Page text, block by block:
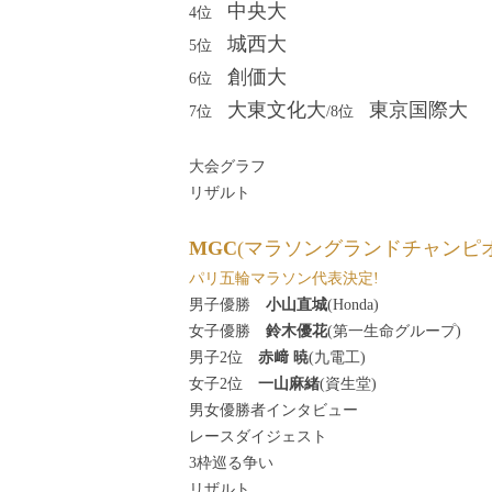
4位 中央大
5位 城西大
6位 創価大
7位 大東文化大/8位 東京国際大
大会グラフ
リザルト
MGC(マラソングランドチャンピ
パリ五輪マラソン代表決定!
男子優勝 小山直城(Honda)
女子優勝 鈴木優花(第一生命グループ)
男子2位 赤﨑 暁(九電工)
女子2位 一山麻緒(資生堂)
男女優勝者インタビュー
レースダイジェスト
3枠巡る争い